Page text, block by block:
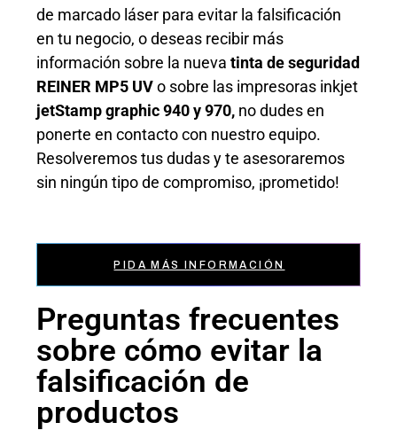
de marcado láser para evitar lafalsificación
entu negocio, o deseas recibir más
información sobre la nuevatinta de seguridad
REINER MP5 UVo sobre las impresoras inkjet
jetStamp graphic 940 y 970, no dudes en
ponerte en contacto con nuestro equipo.
Resolveremos tus dudas y te asesoraremos
sin ningún tipo de compromiso, ¡prometido!
PIDA MÁS INFORMACIÓN
Preguntas frecuentes
sobre cómo evitar la
falsificación de
productos